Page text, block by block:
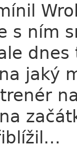
s ním
jaký